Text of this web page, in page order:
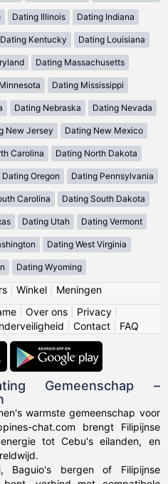
Dating Illinois Dating Indiana
Dating Kentucky Dating Louisiana
Dating Massachusetts
Dating Mississippi
Dating Nebraska Dating Nevada
New Jersey Dating New Mexico
Carolina Dating North Dakota
Dating Oregon Dating Pennsylvania
Carolina Dating South Dakota
Dating Utah Dating Vermont
Dating West Virginia
Dating Wyoming
| Winkel| Meningen
Over ons Privacy
Contact FAQ
Gemeenschap –
warmste gemeenschap voor
chat.com brengt Filipijnse
tot Cebu's eilanden, en
bergen of Filipijnse